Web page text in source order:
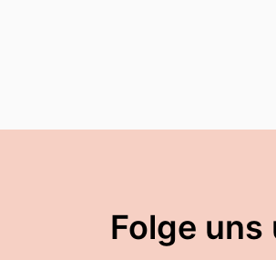
Folge uns